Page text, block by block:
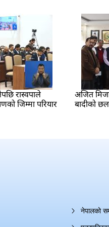
रास्वपाले
जिम्मा परियार
अजित
बादीको
नेपालको